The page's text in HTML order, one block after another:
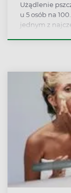
Użądlenie
u 5 osób na
jednym z